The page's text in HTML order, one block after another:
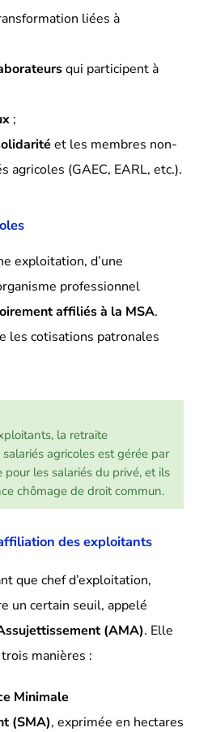
liées à
qui participent à
;
et les membres non-
agricoles (GAEC, EARL, etc.).
exploitation, d’une
professionnel
affiliés à la MSA.
les cotisations patronales
la retraite
agricoles est gérée par
les salariés du privé, et ils
chômage de droit commun.
des exploitants
que chef d’exploitation,
un certain seuil, appelé
(AMA). Elle
manières :
Minimale
(SMA), exprimée en hectares